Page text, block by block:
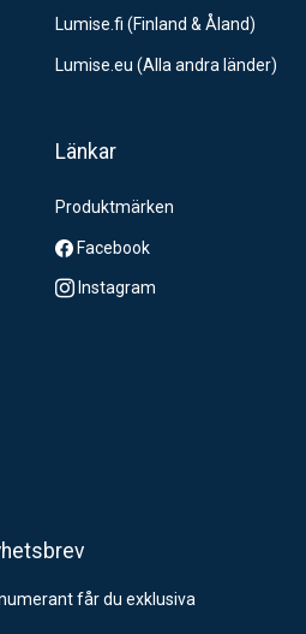
Lumise.fi (Finland & Åland)
Lumise.eu (Alla andra länder)
Länkar
Produktmärken
Facebook
Instagram
får du exklusiva